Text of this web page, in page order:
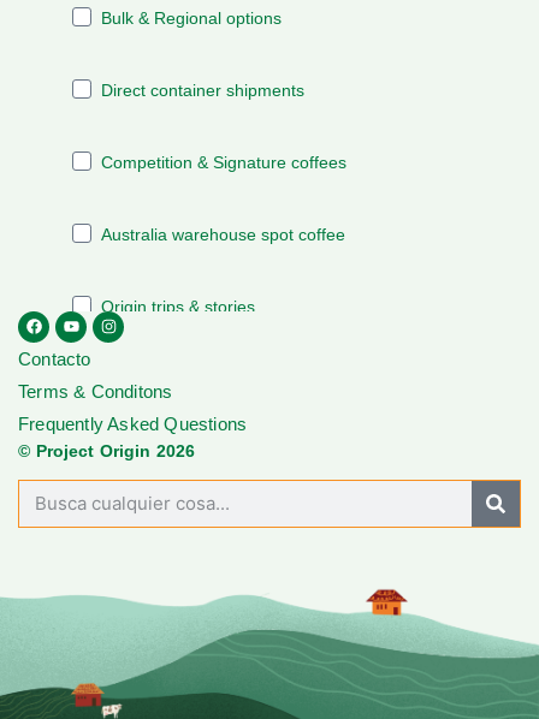
Contacto
Terms & Conditons
Frequently Asked Questions
© Project Origin 2026